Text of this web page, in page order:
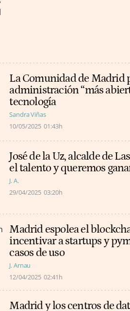
La Comunidad de Madrid
administración “más
tecnología
Sandra Viñas
10/05/2025 01:43h
José de la Uz, alcalde de
el talento y queremos
J. A.
29/04/2025 03:20h
Madrid espolea el
incentivar a startups y
casos de uso
J. Arnau
12/04/2025 02:41h
Madrid y los centros de